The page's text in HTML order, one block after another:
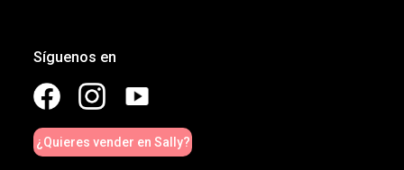
Síguenos en
¿Quieres vender en Sally?